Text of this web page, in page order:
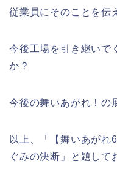
従業員にそのことを伝
今後工場を引き継いで
か？
今後の舞いあがれ！の
以上、「【舞いあがれ
ぐみの決断」と題して